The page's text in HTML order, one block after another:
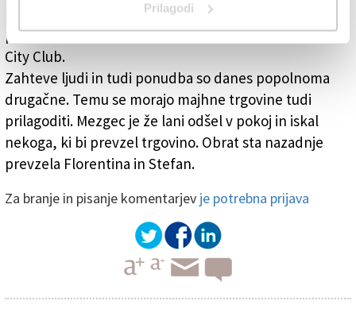
Prilagodi
na tržaški Trgovinski zbornici. Šest let je bil tudi
podpredsednik odbora za trgovino in razvoj Trieste
City Club.
Zahteve ljudi in tudi ponudba so danes popolnoma
drugačne. Temu se morajo majhne trgovine tudi
prilagoditi. Mezgec je že lani odšel v pokoj in iskal
nekoga, ki bi prevzel trgovino. Obrat sta nazadnje
prevzela Florentina in Stefan.
Za branje in pisanje komentarjev je potrebna prijava